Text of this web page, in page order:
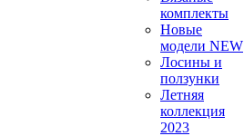
комплекты
Новые
модели NEW
Лосины и
ползунки
Летняя
коллекция
2023